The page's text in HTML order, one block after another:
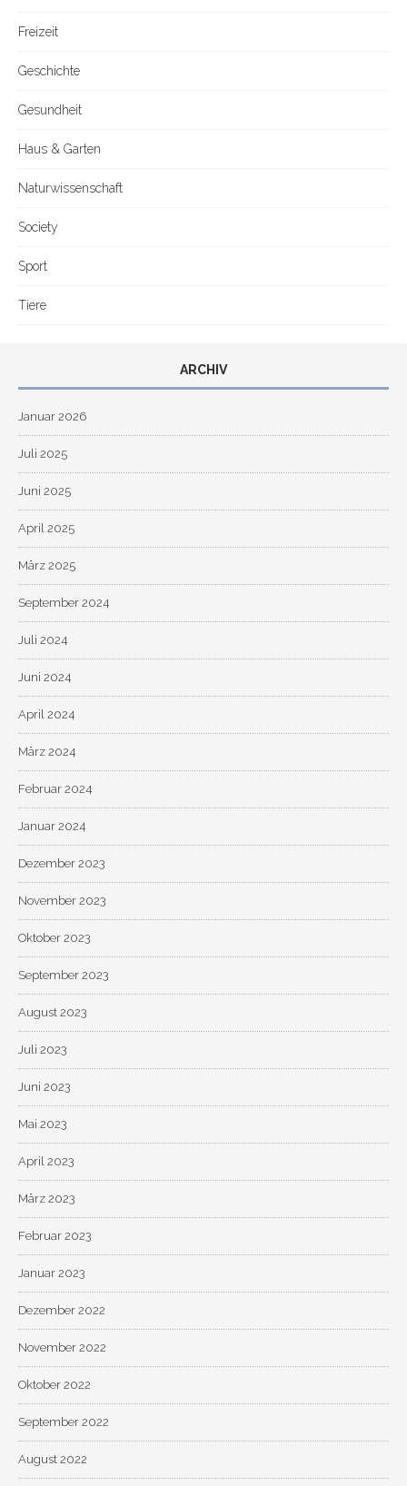
Freizeit
Geschichte
Gesundheit
Haus & Garten
Naturwissenschaft
Society
Sport
Tiere
ARCHIV
Januar 2026
Juli 2025
Juni 2025
April 2025
März 2025
September 2024
Juli 2024
Juni 2024
April 2024
März 2024
Februar 2024
Januar 2024
Dezember 2023
November 2023
Oktober 2023
September 2023
August 2023
Juli 2023
Juni 2023
Mai 2023
April 2023
März 2023
Februar 2023
Januar 2023
Dezember 2022
November 2022
Oktober 2022
September 2022
August 2022